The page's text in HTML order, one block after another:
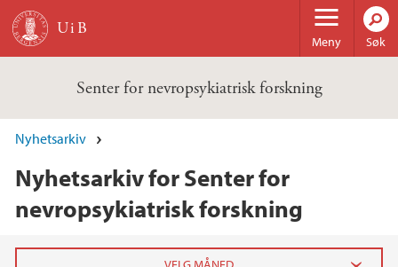
Hopp til hovedinnhold
Meny Søk
Senter for nevropsykiatrisk forskning
Nyhetsarkiv
Nyhetsarkiv for Senter for
nevropsykiatrisk forskning